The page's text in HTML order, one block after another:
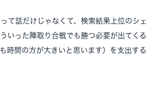
て話だけじゃなくて、検索結果上位のシェ
いった陣取り合戦でも勝つ必要が出てくる
時間の方が大きいと思います）を支出する